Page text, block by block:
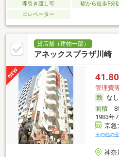
即引き渡し可 駅から徒歩5分
エレベーター
貸店舗（建物一部）
アネックスプラザ川崎
41.80
管理費
な
面積
1983年
京急
その他の
神奈